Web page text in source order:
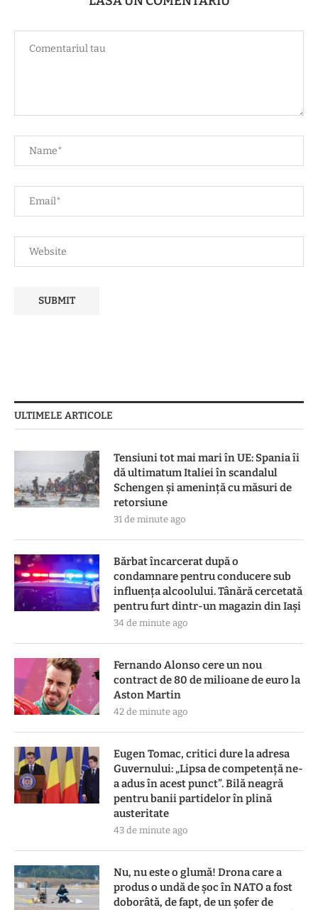
ULTIMELE ARTICOLE
Tensiuni tot mai mari în UE: Spania îi
dă ultimatum Italiei în scandalul
Schengen și amenință cu măsuri de
retorsiune
31 de minute ago
Bărbat încarcerat după o
condamnare pentru conducere sub
influența alcoolului. Tânără cercetată
pentru furt dintr-un magazin din Iași
34 de minute ago
Fernando Alonso cere un nou
contract de 80 de milioane de euro la
Aston Martin
42 de minute ago
Eugen Tomac, critici dure la adresa
Guvernului: „Lipsa de competență ne-
a adus în acest punct”. Bilă neagră
pentru banii partidelor în plină
austeritate
43 de minute ago
Nu, nu este o glumă! Drona care a
produs o undă de șoc în NATO a fost
doborâtă, de fapt, de un șofer de